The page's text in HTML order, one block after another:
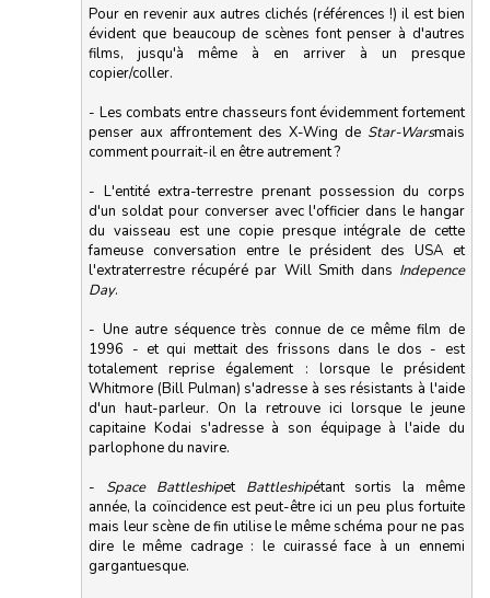
Pour en revenir aux autres clichés (références !) il est bien
évident que beaucoup de scènes font penser à d'autres
films, jusqu'à même à en arriver à un presque
copier/coller.
- Les combats entre chasseurs font évidemment fortement
penser aux affrontement des X-Wing de Star-Warsmais
comment pourrait-il en être autrement ?
- L'entité extra-terrestre prenant possession du corps
d'un soldat pour converser avec l'officier dans le hangar
du vaisseau est une copie presque intégrale de cette
fameuse conversation entre le président des USA et
l'extraterrestre récupéré par Will Smith dans Indepence
Day.
- Une autre séquence très connue de ce même film de
1996 - et qui mettait des frissons dans le dos - est
totalement reprise également : lorsque le président
Whitmore (Bill Pulman) s'adresse à ses résistants à l'aide
d'un haut-parleur. On la retrouve ici lorsque le jeune
capitaine Kodai s'adresse à son équipage à l'aide du
parlophone du navire.
- Space Battleshipet Battleshipétant sortis la même
année, la coïncidence est peut-être ici un peu plus fortuite
mais leur scène de fin utilise le même schéma pour ne pas
dire le même cadrage : le cuirassé face à un ennemi
gargantuesque.